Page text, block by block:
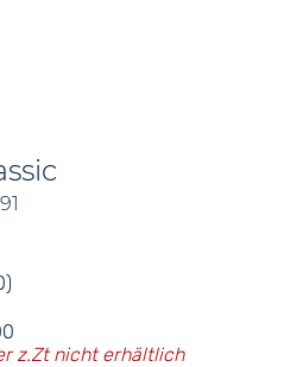
z.Zt nicht erhältlich